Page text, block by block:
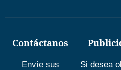
Contáctanos
Envíe sus
Si desea